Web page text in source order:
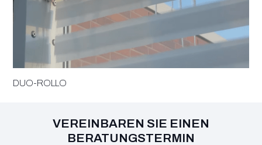
DUO-ROLLO
VEREINBAREN SIE EINEN
BERATUNGSTERMIN